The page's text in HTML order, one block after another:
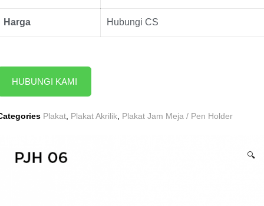
🔍
Harga Hubungi CS
HUBUNGI KAMI
Plakat Plakat Akrilik Plakat Jam Meja / Pen Holder